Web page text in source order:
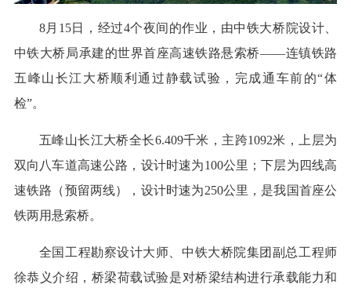
8月15日，经过4个夜间的作业，由中铁大桥院设计、
中铁大桥局承建的世界首座高速铁路悬索桥——连镇铁路
五峰山长江大桥顺利通过静载试验，完成通车前的“体
检”。
五峰山长江大桥全长6.409千米，主跨1092米，上层为
双向八车道高速公路，设计时速为100公里；下层为四线高
速铁路（预留两线），设计时速为250公里，是我国首座公
铁两用悬索桥。
全国工程勘察设计大师、中铁大桥院集团副总工程师
徐恭义介绍，桥梁荷载试验是对桥梁结构进行承载能力和